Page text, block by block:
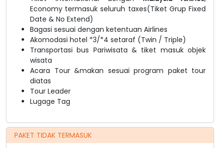
Economy termasuk seluruh taxes(Tiket Grup Fixed
Date & No Extend)
Bagasi sesuai dengan ketentuan Airlines
Akomodasi hotel *3/*4 setaraf (Twin / Triple)
Transportasi bus Pariwisata & tiket masuk objek
wisata
Acara Tour &makan sesuai program paket tour
diatas
Tour Leader
Lugage Tag
PAKET TIDAK TERMASUK